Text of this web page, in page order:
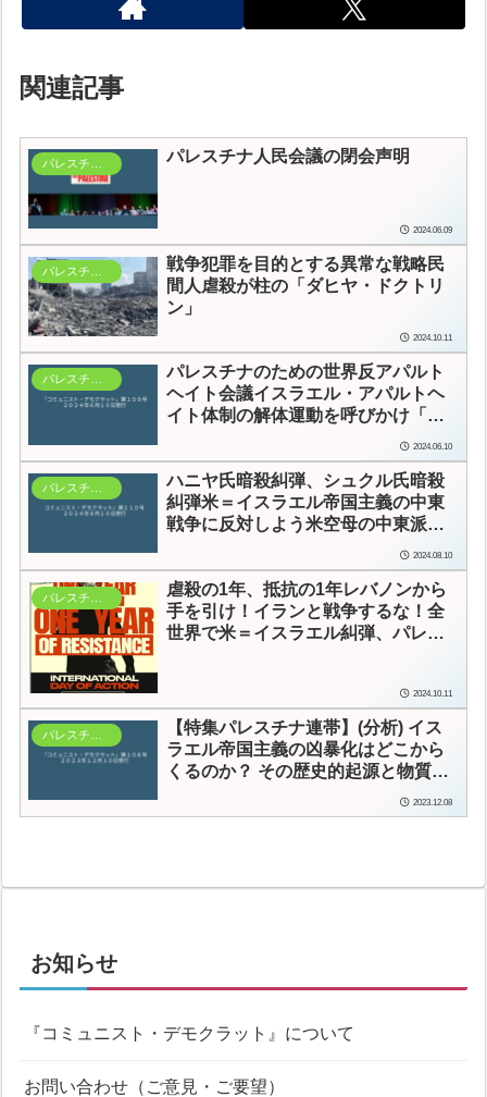
関連記事
パレスチナ人民会議の閉会声明
2024.06.09
戦争犯罪を目的とする異常な戦略民
間人虐殺が柱の「ダヒヤ・ドクトリ
ン」
2024.10.11
パレスチナのための世界反アパルト
ヘイト会議イスラエル・アパルトヘ
イト体制の解体運動を呼びかけ「ヨ
ハネスブルグ宣言」を広めよう
2024.06.10
ハニヤ氏暗殺糾弾、シュクル氏暗殺
糾弾米＝イスラエル帝国主義の中東
戦争に反対しよう米空母の中東派
2024.08.10
虐殺の1年、抵抗の1年レバノンから
手を引け！イランと戦争するな！ 全
世界で米＝イスラエル糾弾、パレス
2024.10.11
【特集パレスチナ連帯】 (分析) イス
ラエル帝国主義の凶暴化はどこから
くるのか？ その歴史的起源と物質的
2023.12.08
お知らせ
『コミュニスト・デモクラット』について
お問い合わせ（ご意見・ご要望）